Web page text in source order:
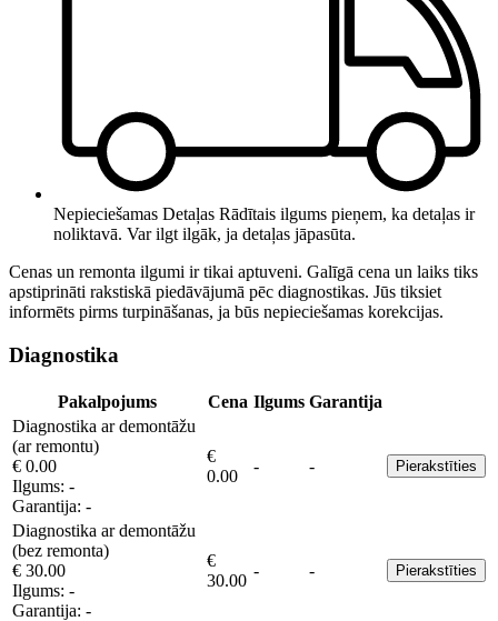
Nepieciešamas Detaļas Rādītais ilgums pieņem, ka detaļas ir
noliktavā. Var ilgt ilgāk, ja detaļas jāpasūta.
Cenas un remonta ilgumi ir tikai aptuveni. Galīgā cena un laiks tiks
apstiprināti rakstiskā piedāvājumā pēc diagnostikas. Jūs tiksiet
informēts pirms turpināšanas, ja būs nepieciešamas korekcijas.
Diagnostika
Pakalpojums Cena Ilgums Garantija
Diagnostika ar demontāžu
(ar remontu)
€ 0.00
Ilgums: -
Garantija: -
€
0.00
- - Pierakstīties
Diagnostika ar demontāžu
(bez remonta)
€ 30.00
Ilgums: -
Garantija: -
€
30.00
- - Pierakstīties